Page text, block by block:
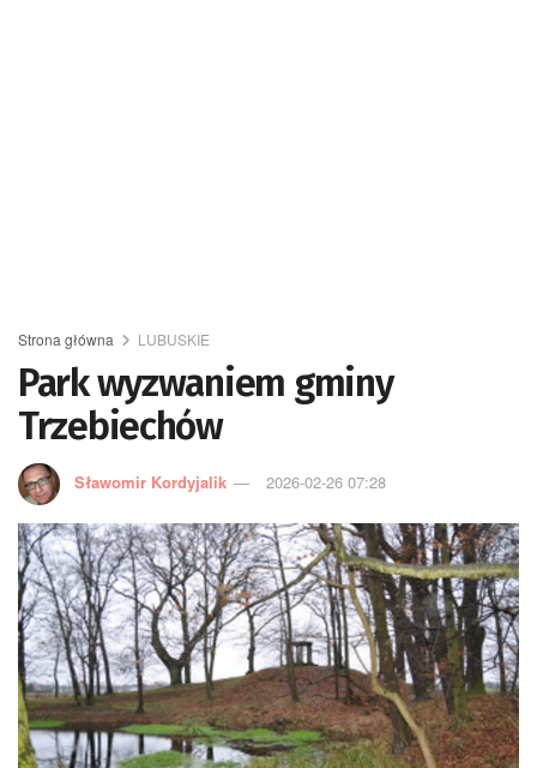
Strona główna LUBUSKIE
Park wyzwaniem gminy
Trzebiechów
Sławomir Kordyjalik 2026-02-26 07:28